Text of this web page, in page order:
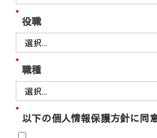
*
役職
*
職種
*
以下の個人情報保護方針に同